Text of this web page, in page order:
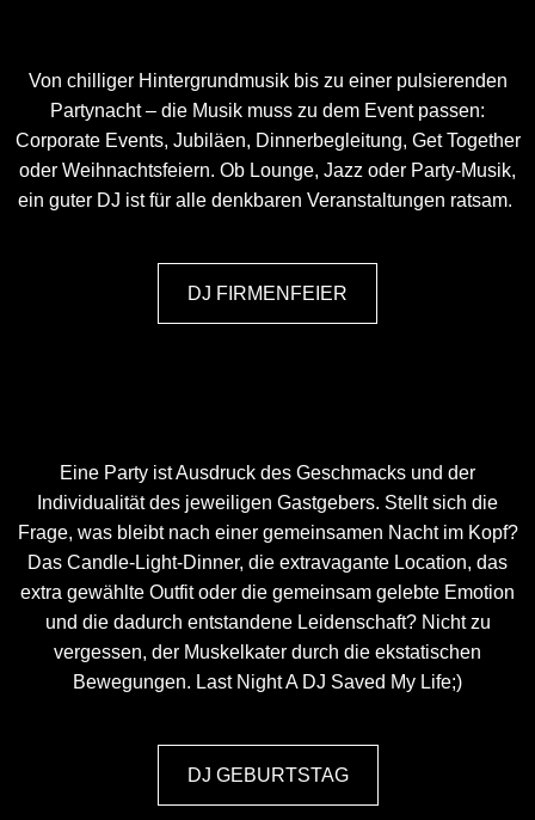
Von chilliger Hintergrundmusik bis zu einer pulsierenden
Partynacht – die Musik muss zu dem Event passen:
Corporate Events, Jubiläen, Dinnerbegleitung, Get Together
oder Weihnachtsfeiern. Ob Lounge, Jazz oder Party-Musik,
ein guter DJ ist für alle denkbaren Veranstaltungen ratsam.
DJ FIRMENFEIER
Eine Party ist Ausdruck des Geschmacks und der
Individualität des jeweiligen Gastgebers. Stellt sich die
Frage, was bleibt nach einer gemeinsamen Nacht im Kopf?
Das Candle-Light-Dinner, die extravagante Location, das
extra gewählte Outfit oder die gemeinsam gelebte Emotion
und die dadurch entstandene Leidenschaft? Nicht zu
vergessen, der Muskelkater durch die ekstatischen
Bewegungen. Last Night A DJ Saved My Life;)
DJ GEBURTSTAG